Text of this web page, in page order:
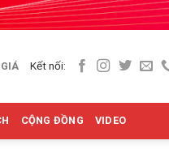
Kết nối:
CỘNG ĐỒNG VIDEO